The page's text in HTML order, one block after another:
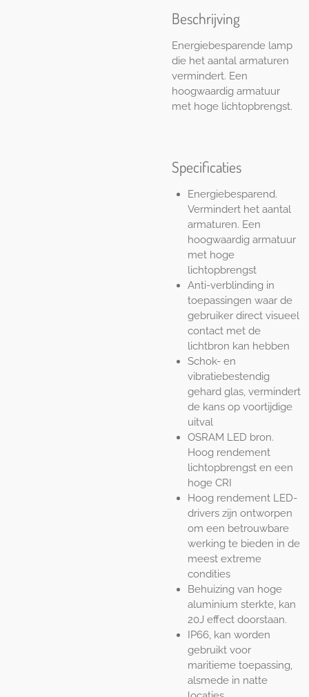
Beschrijving
Energiebesparende lamp
die het aantal armaturen
vermindert. Een
hoogwaardig armatuur
met hoge lichtopbrengst.
Specificaties
Energiebesparend.
Vermindert het aantal
armaturen. Een
hoogwaardig armatuur
met hoge
lichtopbrengst
Anti-verblinding in
toepassingen waar de
gebruiker direct visueel
contact met de
lichtbron kan hebben
Schok- en
vibratiebestendig
gehard glas, vermindert
de kans op voortijdige
uitval
OSRAM LED bron.
Hoog rendement
lichtopbrengst en een
hoge CRI
Hoog rendement LED-
drivers zijn ontworpen
om een betrouwbare
werking te bieden in de
meest extreme
condities
Behuizing van hoge
aluminium sterkte, kan
20J effect doorstaan​​.
IP66, kan worden
gebruikt voor
maritieme toepassing,
alsmede in natte